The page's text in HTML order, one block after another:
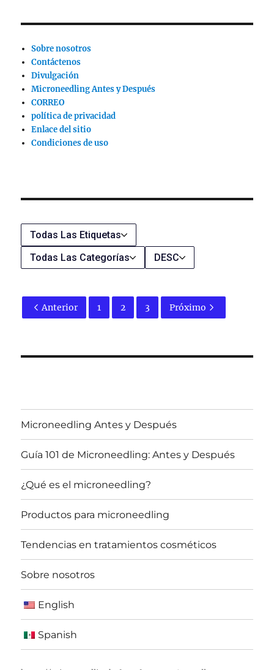
Sobre nosotros
Contáctenos
Divulgación
Microneedling Antes y Después
CORREO
política de privacidad
Enlace del sitio
Condiciones de uso
Todas Las Etiquetas
Todas Las Categorías
DESC
Anterior 1 2 3 Próximo
Microneedling Antes y Después
Guía 101 de Microneedling: Antes y Después
¿Qué es el microneedling?
Productos para microneedling
Tendencias en tratamientos cosméticos
Sobre nosotros
English
Spanish